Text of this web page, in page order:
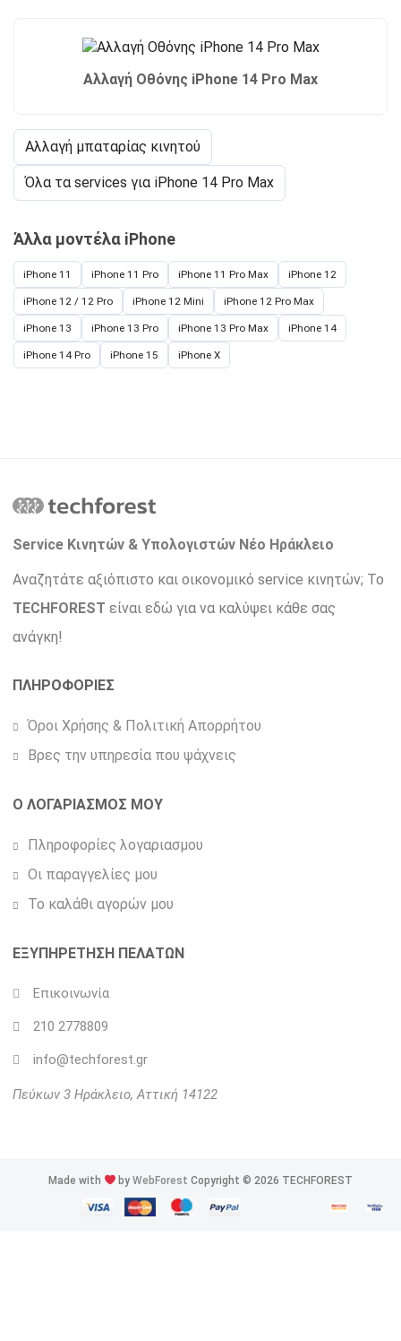
Αλλαγή Οθόνης iPhone 14 Pro Max
Αλλαγή μπαταρίας κινητού
Όλα τα services για iPhone 14 Pro Max
Άλλα μοντέλα iPhone
iPhone 11 iPhone 11 Pro iPhone 11 Pro Max iPhone 12
iPhone 12 / 12 Pro iPhone 12 Mini iPhone 12 Pro Max
iPhone 13 iPhone 13 Pro iPhone 13 Pro Max iPhone 14
iPhone 14 Pro iPhone 15 iPhone X
Service Κινητών & Υπολογιστών Νέο Ηράκλειο
Αναζητάτε αξιόπιστο και οικονομικό service κινητών; Το
TECHFOREST είναι εδώ για να καλύψει κάθε σας
ανάγκη!
ΠΛΗΡΟΦΟΡΙΕΣ
Όροι Χρήσης & Πολιτική Απορρήτου
Βρες την υπηρεσία που ψάχνεις
Ο ΛΟΓΑΡΙΑΣΜΟΣ ΜΟΥ
Πληροφορίες λογαριασμου
Οι παραγγελίες μου
Το καλάθι αγορών μου
ΕΞΥΠΗΡΕΤΗΣΗ ΠΕΛΑΤΩΝ
Επικοινωνία
210 2778809
info@techforest.gr
Πεύκων 3 Ηράκλειο,Αττική 14122
Made with byWebForest Copyright © 2026 TECHFOREST